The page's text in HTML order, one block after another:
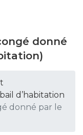
donné
d’habitation
donné par le